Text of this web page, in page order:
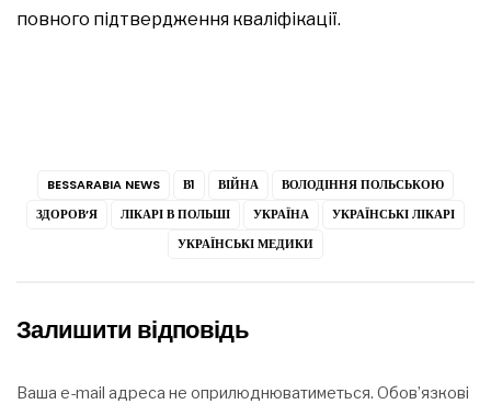
повного підтвердження кваліфікації.
BESSARABIA NEWS В1 ВІЙНА
ВОЛОДІННЯ ПОЛЬСЬКОЮ
ЗДОРОВ’Я
ЛІКАРІ В ПОЛЬШІ УКРАЇНА
УКРАЇНСЬКІ ЛІКАРІ
УКРАЇНСЬКІ МЕДИКИ
Залишити відповідь
Ваша e-mail адреса не оприлюднюватиметься. Обов’язкові